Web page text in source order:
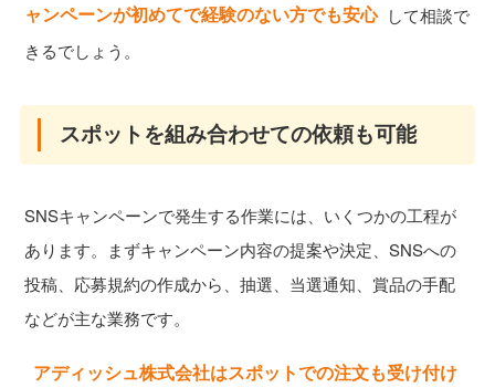
ャンペーンが初めてで経験のない方でも安心 して相談で
きるでしょう。
スポットを組み合わせての依頼も可能
SNSキャンペーンで発生する作業には、いくつかの工程が
あります。まずキャンペーン内容の提案や決定、SNSへの
投稿、応募規約の作成から、抽選、当選通知、賞品の手配
などが主な業務です。
アディッシュ株式会社はスポットでの注文も受け付け